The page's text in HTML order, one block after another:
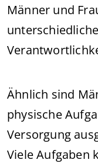
Männer und
Ähnlich sind
physische
Versorgung
Viele Aufgaben